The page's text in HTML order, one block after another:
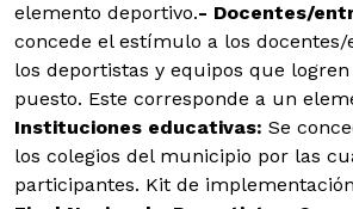
elemento deportivo.- Docentes/
concede el estímulo a los docentes/
los deportistas y equipos que
puesto. Este corresponde a un
Instituciones educativas: Se
los colegios del municipio por las
participantes. Kit de